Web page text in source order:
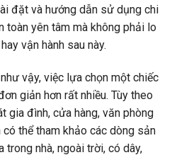
đặt và hướng dẫn sử dụng chi
toàn yên tâm mà không phải lo
vận hành sau này.
vậy, việc lựa chọn một chiếc
giản hơn rất nhiều. Tùy theo
gia đình, cửa hàng, văn phòng
thể tham khảo các dòng sản
trong nhà, ngoài trời, có dây,